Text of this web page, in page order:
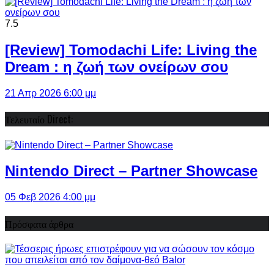
7.5
[Review] Tomodachi Life: Living the
Dream : η ζωή των ονείρων σου
21 Απρ 2026 6:00 μμ
Τελευταίο Direct:
Nintendo Direct – Partner Showcase
05 Φεβ 2026 4:00 μμ
Πρόσφατα άρθρα